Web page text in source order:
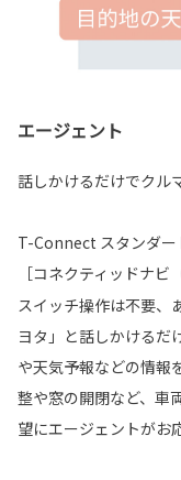
エージェント
話しかけるだけでクル
T-Connect スタンダー
［コネクティッドナビ
スイッチ操作は不要、
ヨタ」と話しかけるだ
や天気予報などの情報
整や窓の開閉など、車
望にエージェントがお